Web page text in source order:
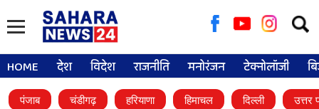
for:
HOME देश विदेश राजनीति मनोरंजन टेक्नोलॉजी
पंजाब चंडीगढ़ हरियाणा हिमाचल दिल्ली उत्तर